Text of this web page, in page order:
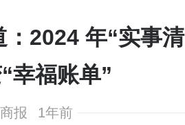
2024 年“实事清
幸福账单”
报 1年前